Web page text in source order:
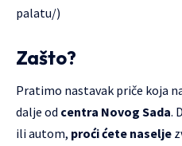
palatu/)
Zašto?
Pratimo nastavak priče koja
dalje od centra Novog Sada.
ili autom, proći ćete naselje